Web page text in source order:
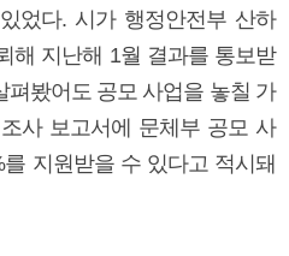
었다. 시가 행정안전부 산하
해 지난해 1월 결과를 통보받
봤어도 공모 사업을 놓칠 가
사 보고서에 문체부 공모 사
지원받을 수 있다고 적시돼